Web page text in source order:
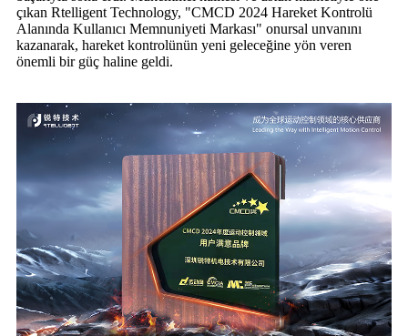
çıkan Rtelligent Technology, "CMCD 2024 Hareket Kontrolü
Alanında Kullanıcı Memnuniyeti Markası" onursal unvanını
kazanarak, hareket kontrolünün yeni geleceğine yön veren
önemli bir güç haline geldi.